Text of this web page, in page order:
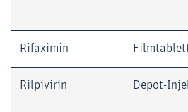
Rifaximin
Rilpivirin Depot-